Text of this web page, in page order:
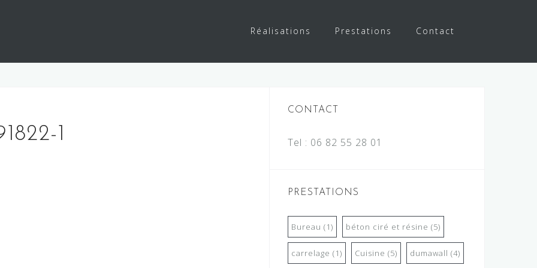
Réalisations Prestations Contact
1
CONTACT
Tel : 06 82 55 28 01
PRESTATIONS
Bureau (1) béton ciré et résine (5)
carrelage (1) Cuisine (5) dumawall (4)